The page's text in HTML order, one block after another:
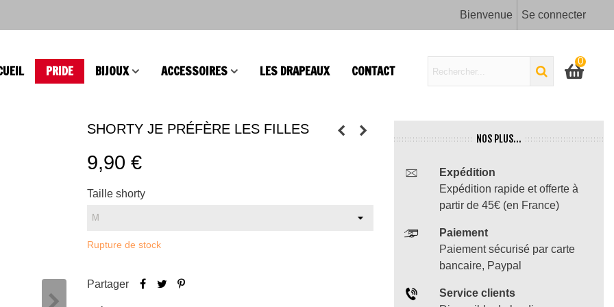
Bienvenue Se connecter
PRIDE BIJOUX ACCESSOIRES LES DRAPEAUX CONTACT
0
SHORTY JE PRÉFÈRE LES FILLES
9,90 €
Taille shorty
Rupture de stock
Partager
NOS PLUS...
Expédition
Expédition rapide et offerte à
partir de 45€ (en France)
Paiement
Paiement sécurisé par carte
bancaire, Paypal
Service clients